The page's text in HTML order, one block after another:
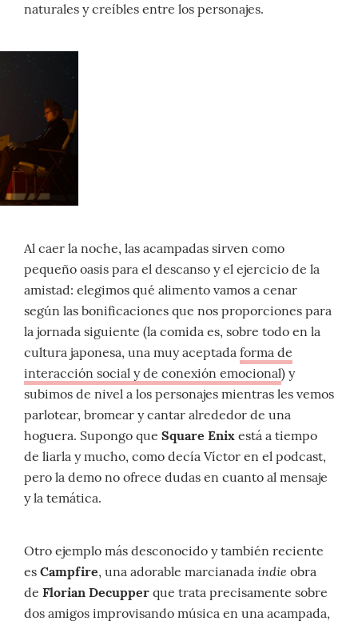
naturales y creíbles entre los personajes.
Al caer la noche, las acampadas sirven como
pequeño oasis para el descanso y el ejercicio de la
amistad: elegimos qué alimento vamos a cenar
según las bonificaciones que nos proporciones para
la jornada siguiente (la comida es, sobre todo en la
cultura japonesa, una muy aceptada forma de
interacción social y de conexión emocional) y
subimos de nivel a los personajes mientras les vemos
parlotear, bromear y cantar alrededor de una
hoguera. Supongo que Square Enix está a tiempo
de liarla y mucho, como decía Víctor en el podcast,
pero la demo no ofrece dudas en cuanto al mensaje
y la temática.
Otro ejemplo más desconocido y también reciente
es Campfire, una adorable marcianada indie obra
de Florian Decupper que trata precisamente sobre
dos amigos improvisando música en una acampada,